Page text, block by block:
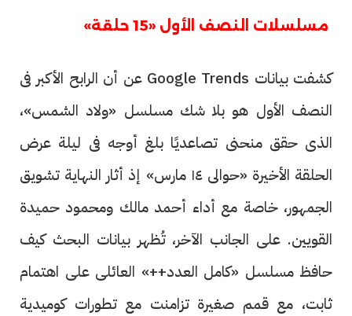
مسلسلات النصف الأول «15 حلقة»
كشفت بيانات Google Trends عن أن الرابح الأكبر فى
النصف الأول هو بلا شك مسلسل «ولاد الشمس»،
الذى حقق منحنى تصاعديًا بلغ أوجه فى ليلة عرض
الحلقة الأخيرة «حوالى ١٤ مارس» إذ أثار النهاية تشويق
الجمهور، خاصة مع أداء أحمد مالك ومحمود حميدة
القويين. على الجانب الآخر، تُظهر بيانات البحث كيف
حافظ مسلسل «كامل العدد++» العائلى على اهتمام
ثابت، مع قمم صغيرة تزامنت مع تطورات كوميدية